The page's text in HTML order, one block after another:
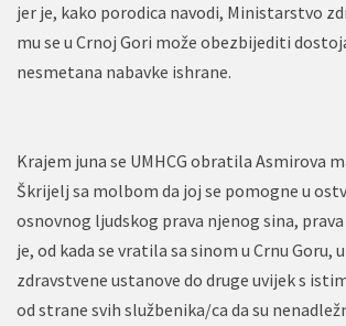
jer je, kako porodica navodi, Ministarstvo
mu se u Crnoj Gori može obezbijediti
nesmetana nabavke ishrane.
Krajem juna se UMHCG obratila Asmirova
Škrijelj sa molbom da joj se pomogne u
osnovnog ljudskog prava njenog sina, prava
je, od kada se vratila sa sinom u Crnu Goru,
zdravstvene ustanove do druge uvijek s
od strane svih službenika/ca da su